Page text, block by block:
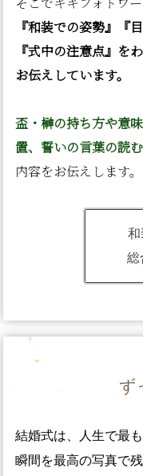
『和装での姿勢』『
『式中の注意点』を
お伝えしています。
盃・榊の持ち方や意
置、誓いの言葉の読
内容をお伝えします。
和
総
ず
結婚式は、人生で最
瞬間を最高の写真で